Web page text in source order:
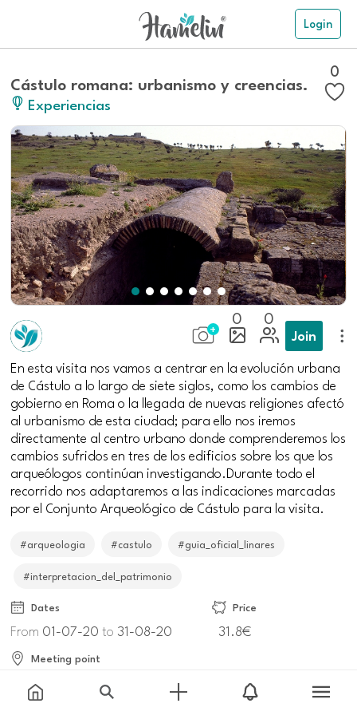
Login
Cástulo romana: urbanismo y creencias.
Experiencias
0
0 0
Join
En esta visita nos vamos a centrar en la evolución urbana
de Cástulo a lo largo de siete siglos, como los cambios de
gobierno en Roma o la llegada de nuevas religiones afectó
al urbanismo de esta ciudad; para ello nos iremos
directamente al centro urbano donde comprenderemos los
cambios sufridos en tres de los edificios sobre los que los
arqueólogos continúan investigando.Durante todo el
recorrido nos adaptaremos a las indicaciones marcadas
por el Conjunto Arqueológico de Cástulo para la visita.
#arqueologia #castulo #guia_oficial_linares
#interpretacion_del_patrimonio
Dates
From 01-07-20to 31-08-20
Price
31.8€
Meeting point
23700 Linares, Jaén, España